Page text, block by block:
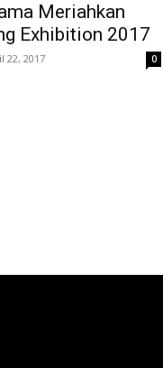
Meriahkan
Exhibition 2017
22, 2017 0